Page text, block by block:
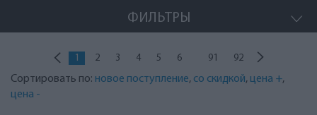
ФИЛЬТРЫ
1 2 3 4 5 6 91 92
Сортировать по: новое поступление, со скидкой, цена +,
цена -